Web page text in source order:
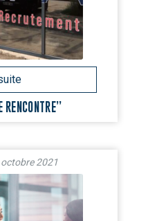
RENCONTRE”
octobre 2021